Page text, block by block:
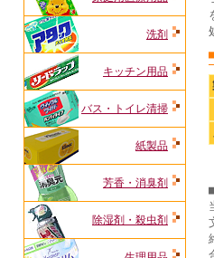
洗剤
キッチン用品
バス・トイレ清掃
紙製品
芳香・消臭剤
除湿剤・殺虫剤